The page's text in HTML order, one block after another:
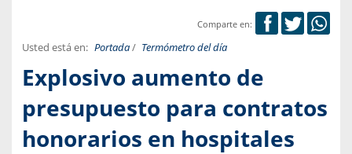
Comparte en:
Usted está en: Portada/ Termómetro del día
Explosivo aumento de
presupuesto para contratos
honorarios en hospitales